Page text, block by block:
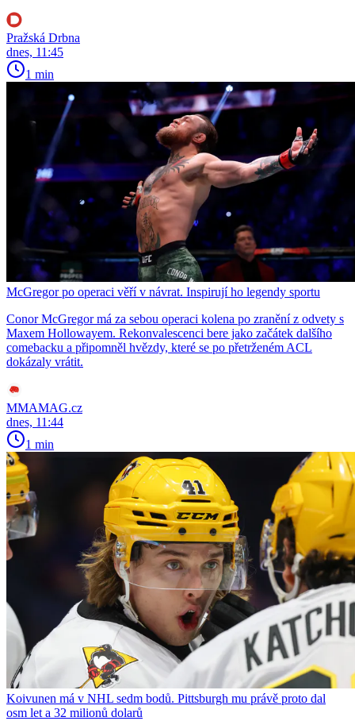
Pražská Drbna
dnes, 11:45
1 min
McGregor po operaci věří v návrat. Inspirují ho legendy sportu
Conor McGregor má za sebou operaci kolena po zranění z odvety s
Maxem Hollowayem. Rekonvalescenci bere jako začátek dalšího
comebacku a připomněl hvězdy, které se po přetrženém ACL
dokázaly vrátit.
MMAMAG.cz
dnes, 11:44
1 min
Koivunen má v NHL sedm bodů. Pittsburgh mu právě proto dal
osm let a 32 milionů dolarů